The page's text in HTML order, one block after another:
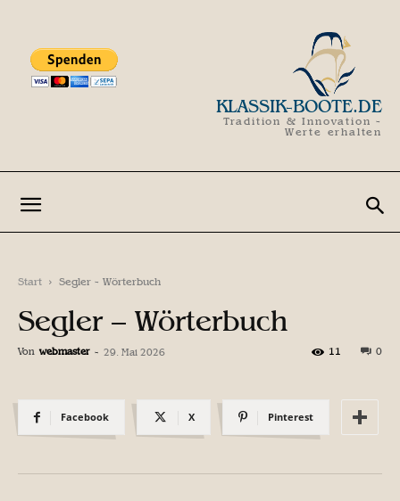
KLASSIK-BOOTE.DE
Tradition & Innovation -
Werte erhalten
Start Segler - Wörterbuch
Segler – Wörterbuch
Von webmaster - 29. Mai 2026 0
11
Facebook X Pinterest